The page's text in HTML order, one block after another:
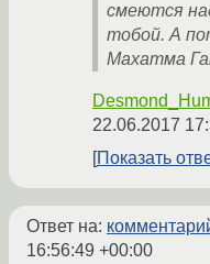
смеются
тобой. А
Махатма
22.06.2017
Показать
Ответ на:
16:56:49 +00:00